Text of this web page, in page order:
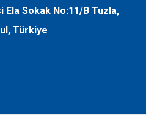
Ela Sokak No:11/B Tuzla,
Türkiye